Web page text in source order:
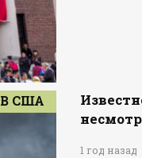
В США
1 год назад